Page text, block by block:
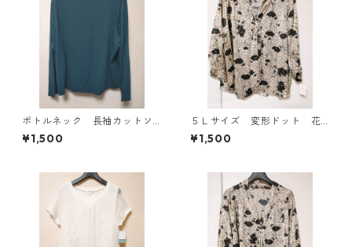
ボトルネック 長袖カットソ
ー ４Ｌ ティールグリー
ン KAE-4812
¥1,500
５Ｌサイズ 変形ドット 花
柄 ボウタイブラウス オフ
ホワイト KAE-4765
¥1,500